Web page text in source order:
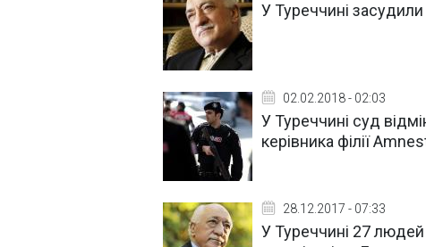
У Туреччині засудили
02.02.2018 - 02:03
У Туреччині суд
керівника філії
28.12.2017 - 07:33
У Туреччині 27